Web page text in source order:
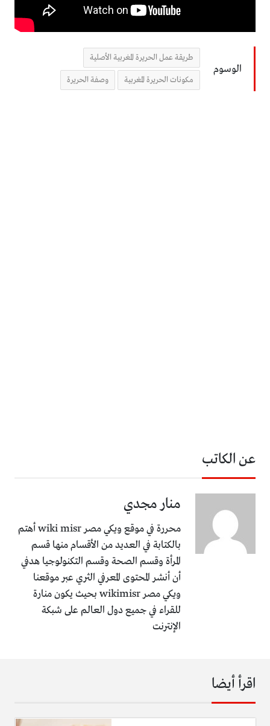
الوسوم
طريقة عمل الحريرة المغربية الأصلية
مكونات الحريرة المغربية وصفة الحريرة
عن الكاتب
منار مجدي
محررة في موقع ويكي مصر wiki misr أهتم
بالكتابة في العديد من الأقسام منها قسم
المرأة وقسم الصحة وقسم التكنولوجيا هدفي
أن أنشر المحتوى المعرفي الثري عبر موقعنا
ويكي مصر wikimisr بحيث يكون منارة
للقراء في جميع دول العالم على شبكة
الإنترنت
اقرأ أيضا